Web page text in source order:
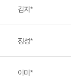
김지*
정성*
이미*